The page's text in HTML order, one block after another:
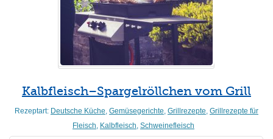
Kalbfleisch–Spargelröllchen vom Grill
Rezeptart: Deutsche Küche, Gemüsegerichte, Grillrezepte, Grillrezepte für
Fleisch, Kalbfleisch, Schweinefleisch